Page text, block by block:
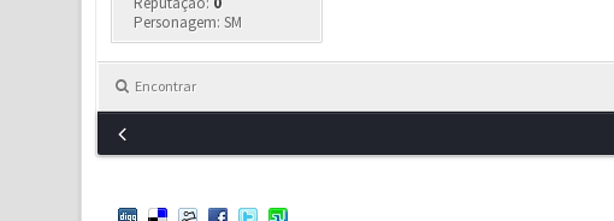
Personagem: SM
Encontrar